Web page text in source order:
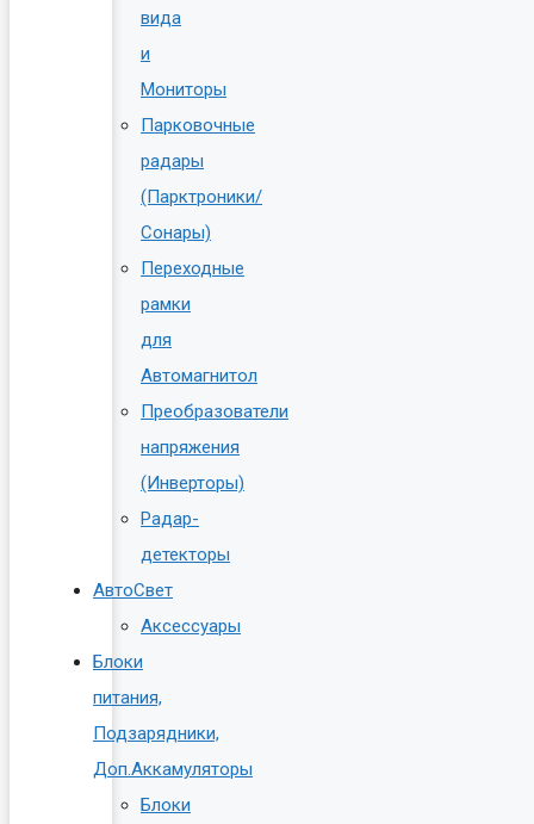
вида
и
Мониторы
Парковочные
радары
(Парктроники/
Сонары)
Переходные
рамки
для
Автомагнитол
Преобразователи
напряжения
(Инверторы)
Радар-
детекторы
АвтоСвет
Аксессуары
Блоки
питания,
Подзарядники,
Доп.Аккамуляторы
Блоки